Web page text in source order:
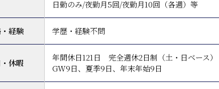
日勤のみ/夜勤月5回/夜勤月10回（各週）等
経験 学歴・経験不問
休暇
年間休日121日 完全週休2日制（土・日ベース
GW9日、夏季9日、年末年始9日